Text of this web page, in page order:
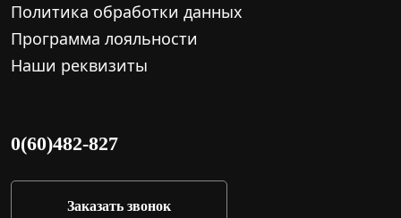
Политика обработки данных
Программа лояльности
Наши реквизиты
0(60)482-827
Заказать звонок